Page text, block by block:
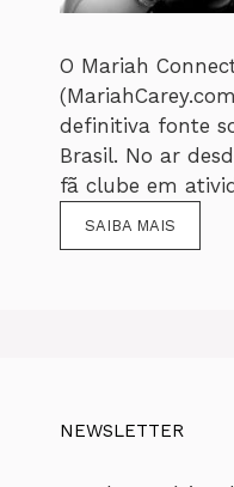
O Mariah
definitiva fonte
Brasil. No ar
fã clube em
SAIBA MAIS
NEWSLETTER